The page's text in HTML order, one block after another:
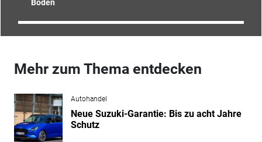
Boden
Mehr zum Thema entdecken
Autohandel
Neue Suzuki-Garantie: Bis zu acht Jahre
Schutz